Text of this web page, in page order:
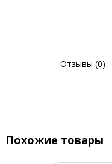
Отзывы (0)
Похожие товары